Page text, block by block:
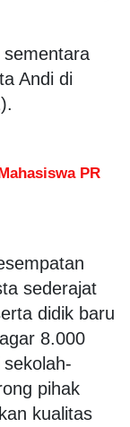
Andi di
PR
sederajat
didik baru
8.000
pihak
kualitas